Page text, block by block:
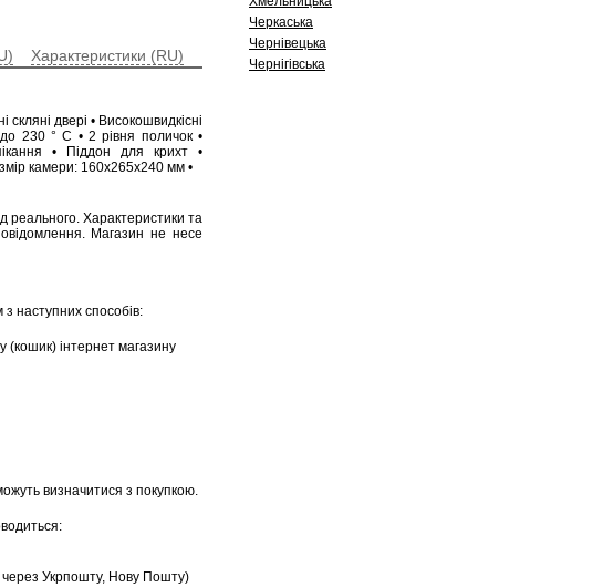
Характеристики (RU)
скляні двері • Високошвидкісні
до 230 ° С • 2 рівня поличок •
• Піддон для крихт •
камери: 160х265х240 мм •
реального. Характеристики та
Магазин не несе
наступних способів:
(кошик) інтернет магазину
визначитися з покупкою.
через Укрпошту, Нову Пошту)
Черкаська
Чернівецька
Чернігівська